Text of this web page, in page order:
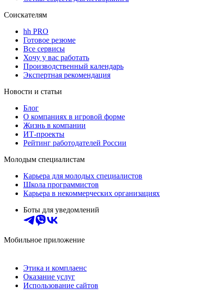
Соискателям
hh PRO
Готовое резюме
Все сервисы
Хочу у вас работать
Производственный календарь
Экспертная рекомендация
Новости и статьи
Блог
О компаниях в игровой форме
Жизнь в компании
ИТ-проекты
Рейтинг работодателей России
Молодым специалистам
Карьера для молодых специалистов
Школа программистов
Карьера в некоммерческих организациях
Боты для уведомлений
Мобильное приложение
Этика и комплаенс
Оказание услуг
Использование сайтов